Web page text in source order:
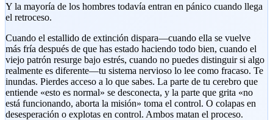
Y la mayoría de los hombres todavía entran en pánico cuando llega
el retroceso.
Cuando el estallido de extinción dispara—cuando ella se vuelve
más fría después de que has estado haciendo todo bien, cuando el
viejo patrón resurge bajo estrés, cuando no puedes distinguir si algo
realmente es diferente—tu sistema nervioso lo lee como fracaso. Te
inundas. Pierdes acceso a lo que sabes. La parte de tu cerebro que
entiende «esto es normal» se desconecta, y la parte que grita «no
está funcionando, aborta la misión» toma el control. O colapas en
desesperación o explotas en control. Ambos matan el proceso.